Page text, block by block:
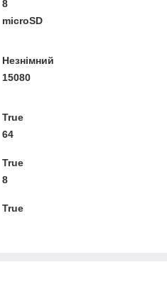
8
microSD
Незнімний
15080
True
64
True
8
True